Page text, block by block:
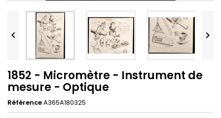
 
1852 - Micromètre - Instrument de
mesure - Optique
RéférenceA365A180325